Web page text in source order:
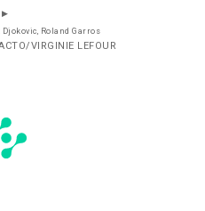
Djokovic, Roland Garros
VIRGINIE LEFOUR